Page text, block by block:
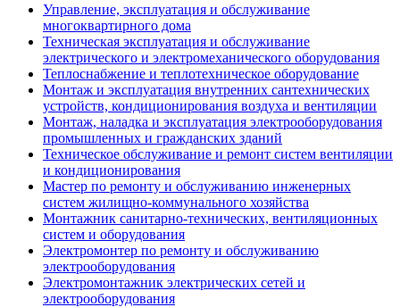
Управление, эксплуатация и обслуживание
многоквартирного дома
Техническая эксплуатация и обслуживание
электрического и электромеханического оборудования
Теплоснабжение и теплотехническое оборудование
Монтаж и эксплуатация внутренних сантехнических
устройств, кондиционирования воздуха и вентиляции
Монтаж, наладка и эксплуатация электрооборудования
промышленных и гражданских зданий
Техническое обслуживание и ремонт систем вентиляции
и кондиционирования
Мастер по ремонту и обслуживанию инженерных
систем жилищно-коммунального хозяйства
Монтажник санитарно-технических, вентиляционных
систем и оборудования
Электромонтер по ремонту и обслуживанию
электрооборудования
Электромонтажник электрических сетей и
электрооборудования